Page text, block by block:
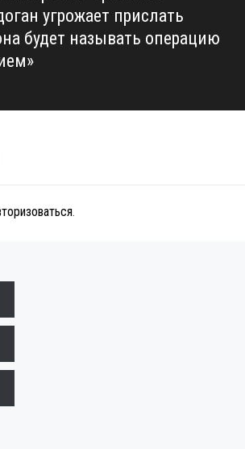
угрожает прислать
будет называть операцию
.